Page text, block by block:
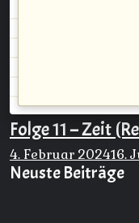
Folge 11 – Zeit
4. Februar 202416.
Neuste Beiträge